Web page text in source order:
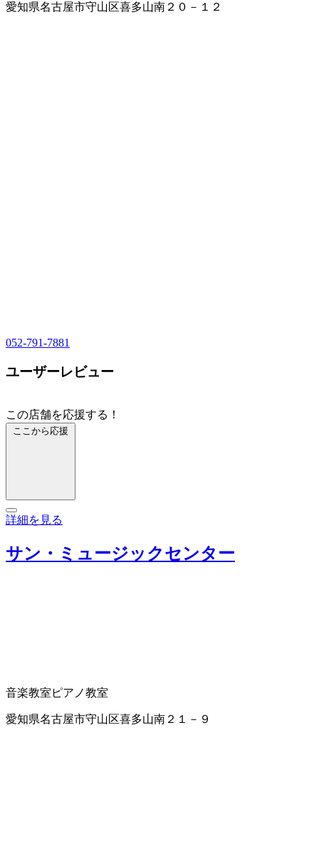
愛知県名古屋市守山区喜多山南２０－１２
052-791-7881
ユーザーレビュー
この店舗を応援する！
ここから応援
詳細を見る
サン・ミュージックセンター
音楽教室 ピアノ教室
愛知県名古屋市守山区喜多山南２１－９